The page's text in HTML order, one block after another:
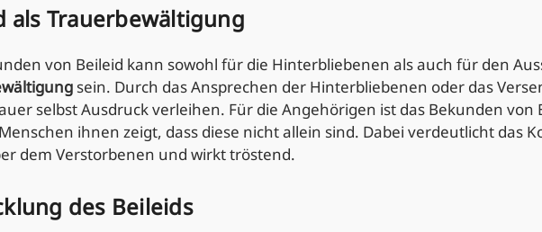
als Trauerbewältigung
von Beileid kann sowohl für die Hinterbliebenen als auch für den
sein. Durch das Ansprechen der Hinterbliebenen oder das
selbst Ausdruck verleihen. Für die Angehörigen ist das Bekunden
ihnen zeigt, dass diese nicht allein sind. Dabei verdeutlicht das
dem Verstorbenen und wirkt tröstend.
des Beileids